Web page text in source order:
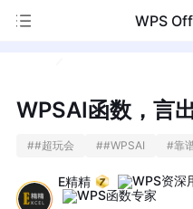
WPS
WPSAI函数，言
##超玩会 ##WPSAI #靠
E精精